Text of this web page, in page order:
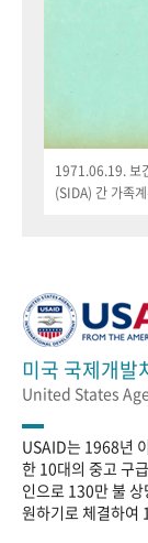
1971.06.19. 보
(SIDA) 간 가족
미국 국제개발
United States
USAID는 1968년
한 10대의 중고 구
인으로 130만 불
원하기로 체결하여